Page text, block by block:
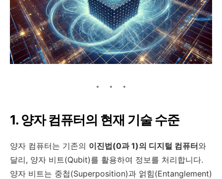
1. 양자 컴퓨터의 현재 기술 수준
양자 컴퓨터는 기존의 이진법(0과 1)의 디지털 컴퓨터와
달리, 양자 비트(Qubit)를 활용하여 정보를 처리합니다.
양자 비트는 중첩(Superposition)과 얽힘(Entanglement)